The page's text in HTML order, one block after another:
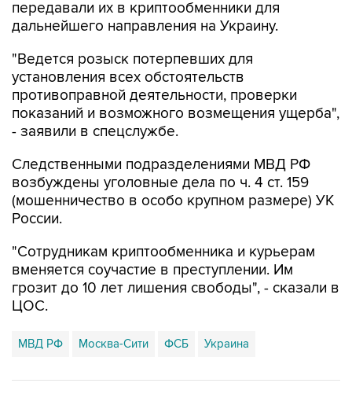
передавали их в криптообменники для
дальнейшего направления на Украину.
"Ведется розыск потерпевших для
установления всех обстоятельств
противоправной деятельности, проверки
показаний и возможного возмещения ущерба",
- заявили в спецслужбе.
Следственными подразделениями МВД РФ
возбуждены уголовные дела по ч. 4 ст. 159
(мошенничество в особо крупном размере) УК
России.
"Сотрудникам криптообменника и курьерам
вменяется соучастие в преступлении. Им
грозит до 10 лет лишения свободы", - сказали в
ЦОС.
МВД РФ Москва-Сити ФСБ Украина